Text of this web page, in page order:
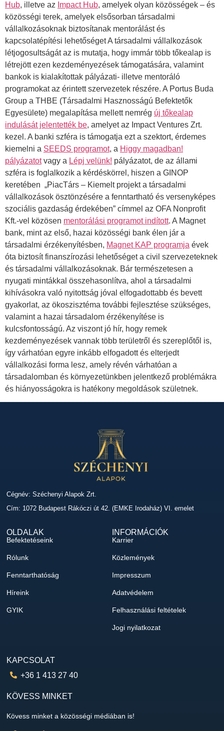
Hub, illetve az Impact Hub, amelyek olyan közösségek – és
közösségi terek, amelyek elsősorban társadalmi
vállalkozásoknak biztosítanak mentorálást és
kapcsolatépítési lehetőséget A társadalmi vállalkozások
létjogosultságát az is mutatja, hogy immár több tőkealap is
létrejött ezen kezdeményezések támogatására, valamint
bankok is kialakítottak pályázati- illetve mentoráló
programokat az érintett szervezetek részére. A Portus Buda
Group a THBE (Társadalmi Hasznosságú Befektetők
Egyesülete) megalapítása mellett nemrég új tőkealap
indulását jelentették be, amelyet az Impact Ventures Zrt.
kezel. A banki szféra is támogatja ezt a szektort, érdemes
kiemelni a SEEDS programot, a Higgy magadban!
pályázatotvagy a Lépj velünk! pályázatot, de az állami
szféra is foglalkozik a kérdéskörrel, hiszen a GINOP
keretében „PiacTárs – Kiemelt projekt a társadalmi
vállalkozások ösztönzésére a fenntartható és versenyképes
szociális gazdaság érdekében” címmel az OFA Nonprofit
Kft.-vel közösen mentorálási programot indított. A Magnet
bank, mint az első, hazai közösségi bank élen jár a
társadalmi érzékenyítésben, Magnet KAP programja évek
óta biztosít finanszírozási lehetőséget a civil szervezeteknek
és társadalmi vállalkozásoknak. Bár természetesen a
nyugati mintákkal összehasonlítva, ahol a társadalmi
kihívásokra való nyitottság jóval elfogadottabb és bevett
gyakorlat, az ökoszisztéma további fejlesztése szükséges,
valamint a hazai társadalom érzékenyítése is
kulcsfontosságú. Az viszont jó hír, hogy remek
kezdeményezések vannak több területről és szereplőtől is,
így várhatóan egyre inkább elfogadott és elterjedt
vállalkozási forma lesz, amely révén várhatóan a
társadalomban és környezetünkben jelentkező problémákra
és hiányosságokra is hatékony megoldások születnek.
Cégnév: Széchenyi Alapok Zrt.
Cím: 1072 Budapest Rákóczi út 42. (EMKE Irodaház) VI. emelet
OLDALAK
Befektetéseink
Rólunk
Fenntarthatóság
Híreink
GYIK
INFORMÁCIÓK
Karrier
Közlemények
Impresszum
Adatvédelem
Felhasználási feltételek
Jogi nyilatkozat
KAPCSOLAT
+36 1 413 27 40
KÖVESS MINKET
Kövess minket a közösségi médiában is!